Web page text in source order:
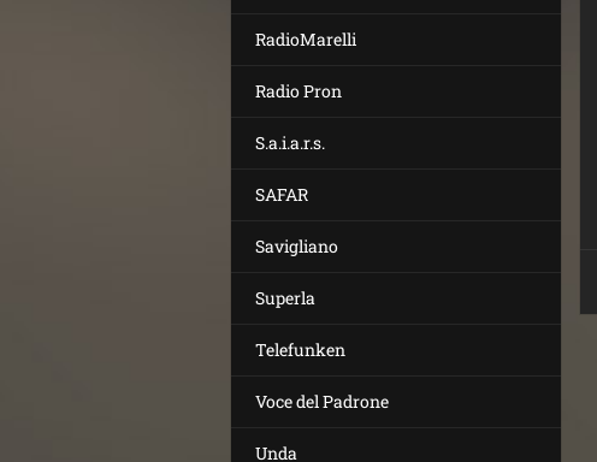
RadioMarelli
Radio Pron
S.a.i.a.r.s.
SAFAR
Savigliano
Superla
Telefunken
Voce del Padrone
Unda